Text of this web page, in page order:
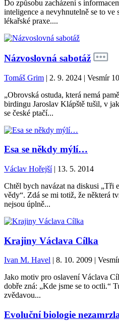
Do způsobu zacházení s
inteligence a nevyhnutelně se to ve
lékařské praxe....
Názvoslovná sabotáž
Tomáš Grim | 2. 9. 2024 | Vesmír
„Obrovská ostuda, která nemá
birdingu Jaroslav Klápště tušil, v
se české ptačí...
Esa se někdy mýlí…
Václav Hořejší| 13. 5. 2014
Chtěl bych navázat na diskusi „Tři
vědy“. Zdá se mi totiž, že některá
nejsou úplně...
Krajiny Václava Cílka
Ivan M. Havel | 8. 10. 2009 |
Jako motiv pro oslavení Václava
dobře zná: „Kde jsme se to octli.“
zvědavou...
Evoluční biologie